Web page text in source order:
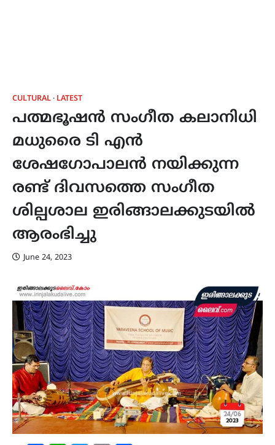
CULTURAL LATEST
പത്മഭൂഷൻ സംഗീത കലാനിധി
മധുരൈ ടി എൻ
ശേഷഗോപാലൻ നയിക്കുന്ന
രണ്ട് ദിവസത്തെ സംഗീത
ശില്പശാല ഇരിങ്ങാലക്കുടയിൽ
ആരംഭിച്ചു
June 24, 2023